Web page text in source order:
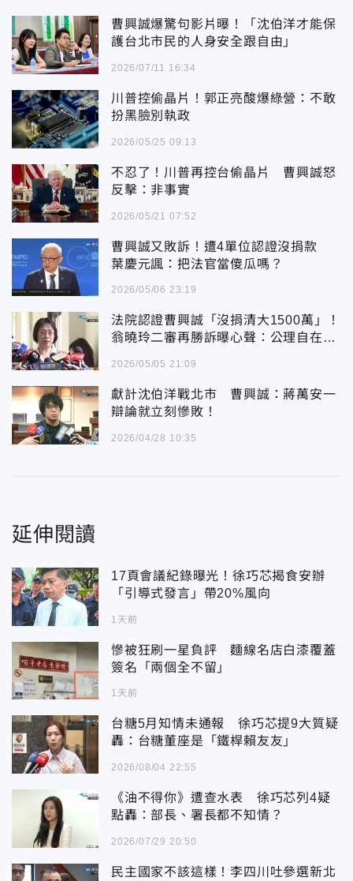
曹興誠爆驚句影片曝！「沈伯洋才能保
護台北市民的人身安全跟自由」
2026/07/11 16:34
川普控偷晶片！郭正亮酸爆綠營：不敢
扮黑臉別執政
2026/05/25 09:13
不忍了！川普再控台偷晶片 曹興誠怒
反擊：非事實
2026/05/21 07:52
曹興誠又敗訴！遭4單位認證沒捐款
葉慶元諷：把法官當傻瓜嗎？
2026/05/06 23:19
法院認證曹興誠「沒捐清大1500萬」！
翁曉玲二審再勝訴曝心聲：公理自在人
2026/05/05 21:09
獻計沈伯洋戰北市 曹興誠：蔣萬安一
辯論就立刻慘敗！
2026/04/28 10:35
延伸閱讀
17頁會議紀錄曝光！徐巧芯揭食安辦
「引導式發言」帶20%風向
1天前
慘被狂刷一星負評 麵線名店白漆覆蓋
簽名「兩個全不留」
1天前
台糖5月知情未通報 徐巧芯提9大質疑
轟：台糖董座是「鐵桿賴友友」
2026/08/04 22:55
《油不得你》遭查水表 徐巧芯列4疑
點轟：部長、署長都不知情？
2026/07/29 20:50
民主國家不該這樣！李四川吐參選新北